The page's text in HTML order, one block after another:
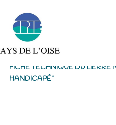
FICHE TECHNIQUE DU LIERRE
HANDICAPÉ"